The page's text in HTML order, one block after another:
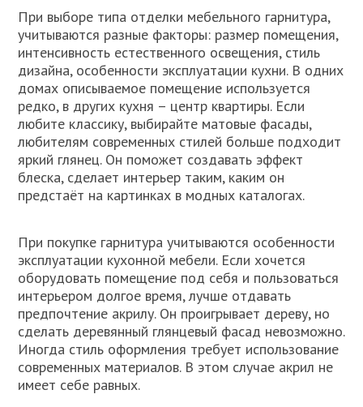
При выборе типа отделки мебельного гарнитура,
учитываются разные факторы: размер помещения,
интенсивность естественного освещения, стиль
дизайна, особенности эксплуатации кухни. В одних
домах описываемое помещение используется
редко, в других кухня – центр квартиры. Если
любите классику, выбирайте матовые фасады,
любителям современных стилей больше подходит
яркий глянец. Он поможет создавать эффект
блеска, сделает интерьер таким, каким он
предстаёт на картинках в модных каталогах.
При покупке гарнитура учитываются особенности
эксплуатации кухонной мебели. Если хочется
оборудовать помещение под себя и пользоваться
интерьером долгое время, лучше отдавать
предпочтение акрилу. Он проигрывает дереву, но
сделать деревянный глянцевый фасад невозможно.
Иногда стиль оформления требует использование
современных материалов. В этом случае акрил не
имеет себе равных.